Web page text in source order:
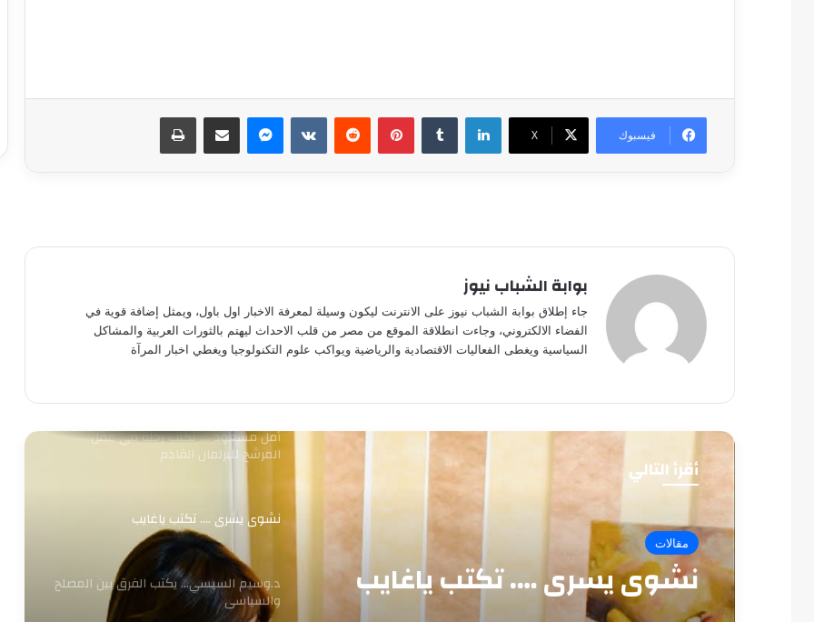
فيسبوك ‫X
لينكدإن بينتيريست ماسنجر مشاركة عبر البريد طباعة
بوابة الشباب نيوز
جاء إطلاق بوابة الشباب نيوز على الانترنت ليكون وسيلة لمعرفة الاخبار اول باول، ويمثل إضافة قوية في
الفضاء الالكتروني، وجاءت انطلاقة الموقع من مصر من قلب الاحداث ليهتم بالثورات العربية والمشاكل
السياسية ويغطى الفعاليات الاقتصادية والرياضية ويواكب علوم التكنولوجيا ويغطي اخبار المرآة
أقرأ التالي
مقالات
نشوى يسرى …. تكتب ياغايب
أحبني»
سناء الغول …. تكتب الفرح يليق بنا ..مصدر
أمل مسعود …. تكتب رحلة في عقل
المرشح للبرلمان القادم
نشوى يسرى …. تكتب ياغايب
د.وسيم السيسي… يكتب الفرق بين المصلح
والسياسى